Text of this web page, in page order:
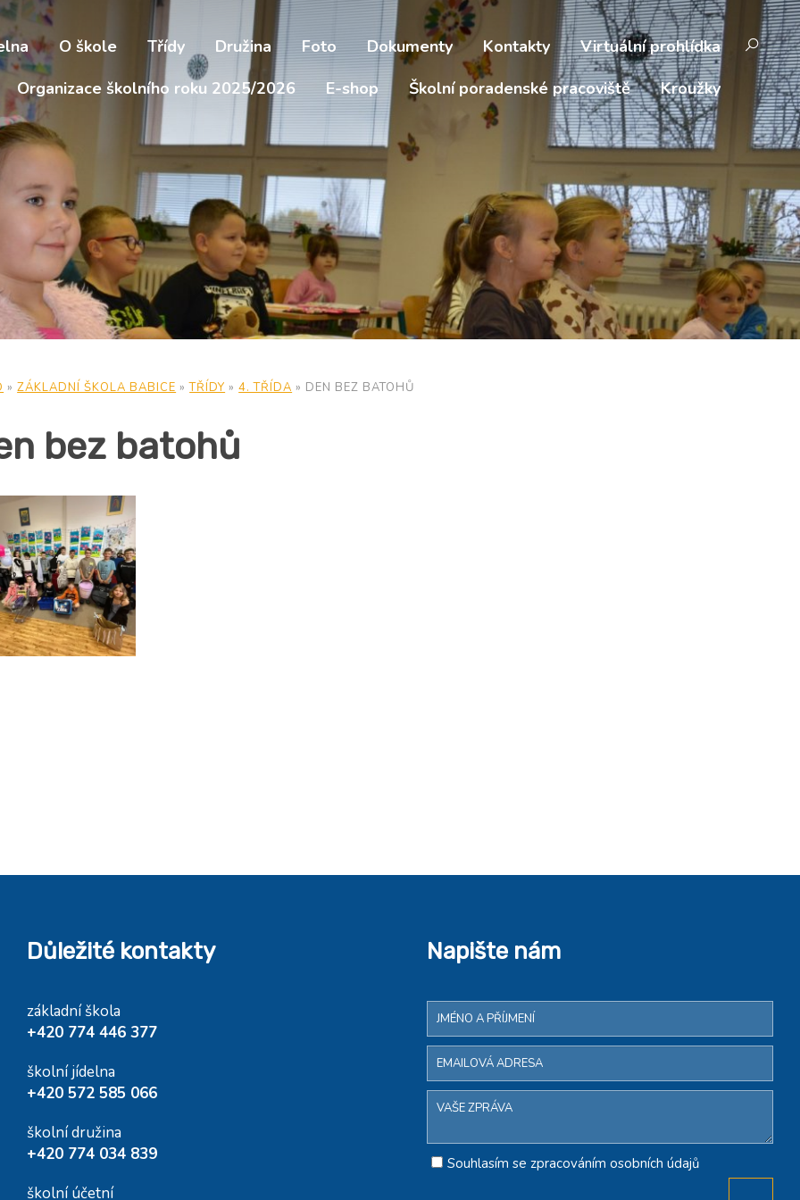
O škole Třídy Družina Foto Dokumenty Kontakty
Virtuální prohlídka
Organizace školního roku 2025/2026
E-shop Školní poradenské pracoviště Kroužky
» ZÁKLADNÍ ŠKOLA BABICE » TŘÍDY » 4. TŘÍDA » DEN BEZ BATOHŮ
bez batohů
Důležité kontakty
základní škola
+420 774 446 377
školní jídelna
+420 572 585 066
školní družina
+420 774 034 839
školní účetní
Napište nám
Souhlasím se zpracováním osobních údajů